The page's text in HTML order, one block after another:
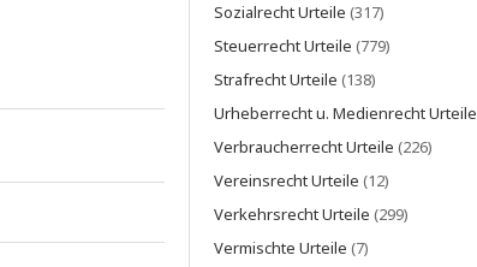
Sozialrecht Urteile (317)
Steuerrecht Urteile (779)
Strafrecht Urteile (138)
Urheberrecht u. Medienrecht Urteile
Verbraucherrecht Urteile (226)
Vereinsrecht Urteile (12)
Verkehrsrecht Urteile (299)
Vermischte Urteile (7)